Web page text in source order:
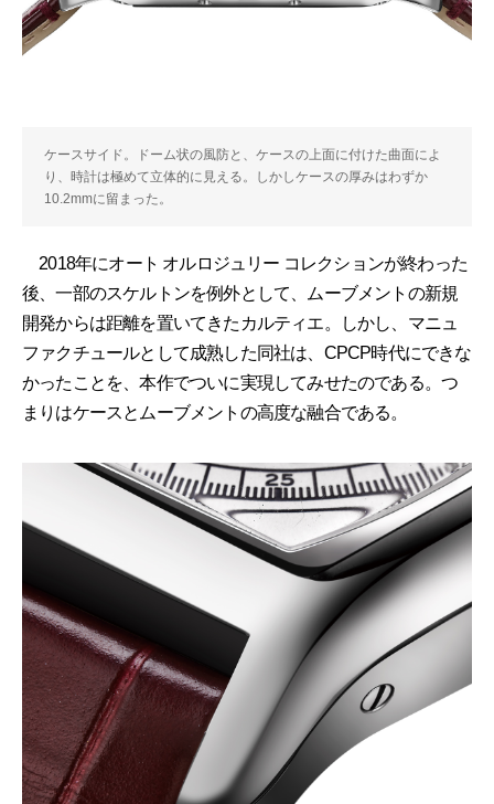
ケースサイド。ドーム状の風防と、ケースの上面に付けた曲面によ
り、時計は極めて立体的に見える。しかしケースの厚みはわずか
10.2mmに留まった。
2018年にオート オルロジュリー コレクションが終わった
後、一部のスケルトンを例外として、ムーブメントの新規
開発からは距離を置いてきたカルティエ。しかし、マニュ
ファクチュールとして成熟した同社は、CPCP時代にできな
かったことを、本作でついに実現してみせたのである。つ
まりはケースとムーブメントの高度な融合である。